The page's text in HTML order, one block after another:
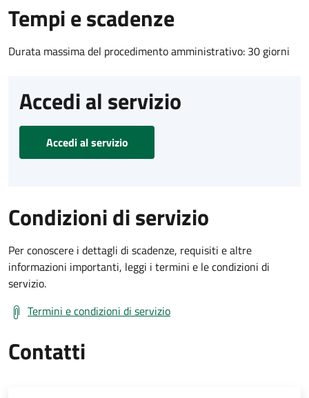
Tempi e scadenze
Durata massima del procedimento amministrativo: 30 giorni
Accedi al servizio
Accedi al servizio
Condizioni di servizio
Per conoscere i dettagli di scadenze, requisiti e altre
informazioni importanti, leggi i termini e le condizioni di
servizio.
Termini e condizioni di servizio
Contatti